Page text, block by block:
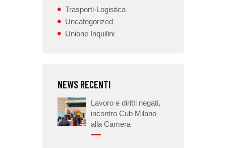
Trasporti-Logistica
Uncategorized
Unione Inquilini
NEWS RECENTI
Lavoro e diritti negati,
incontro Cub Milano
alla Camera